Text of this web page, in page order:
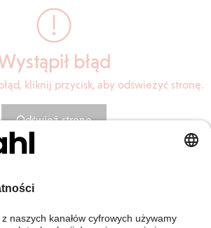
błąd
kliknij przycisk, aby odświeżyć stronę.
Odśwież stronę